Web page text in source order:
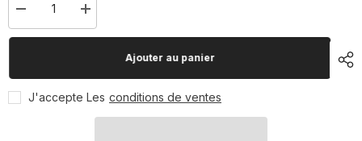
Diminuer
la
quantité
de
danse
mobiles,
Augmenter
la
quantité
de
danse
mobiles,
Ajouter au panier
J'accepte Les conditions de ventes